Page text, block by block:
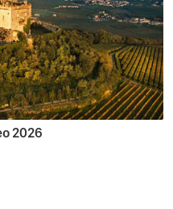
2026